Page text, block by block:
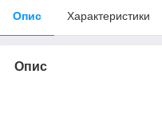
Опис Характеристики
Опис